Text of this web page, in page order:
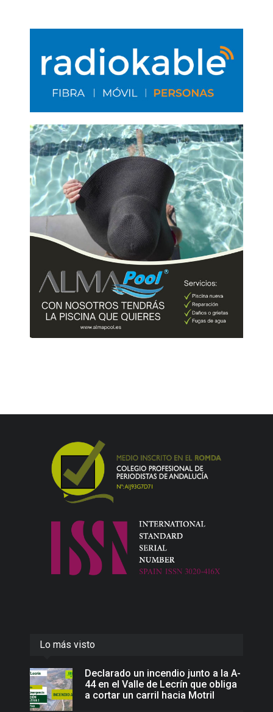
Lo más visto
Declarado un incendio junto a la A-
44 en el Valle de Lecrín que obliga
a cortar un carril hacia Motril